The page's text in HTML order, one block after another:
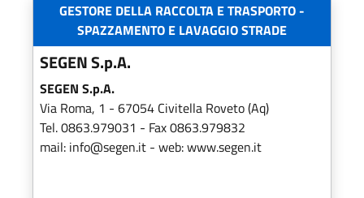
GESTORE DELLA RACCOLTA E TRASPORTO -
SPAZZAMENTO E LAVAGGIO STRADE
​SEGEN S.p.A.
SEGEN S.p.A.
Via Roma, 1 - 67054 Civitella Roveto (Aq)
Tel. 0863.979031 - Fax 0863.979832
mail: info@segen.it - web: www.segen.it